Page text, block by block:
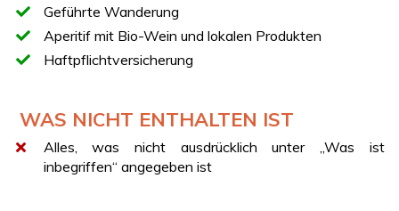
Dauer: ca. 5 Stunden
Länge: 6,5 km
Höhenunterschied: 300 m
APERITIF
Sonnenuntergang, bei dem du regionale Köstlichkeiten
und ein Glas Bio-Wein mit der Gruppe genießt.
Geführte Wanderung
Aperitif mit Bio-Wein und lokalen Produkten
Haftpflichtversicherung
WAS NICHT ENTHALTEN IST
Alles, was nicht ausdrücklich unter „Was ist
inbegriffen“ angegeben ist